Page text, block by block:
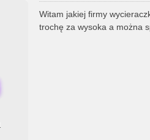
Witam jakiej firmy
trochę za wysoka a można